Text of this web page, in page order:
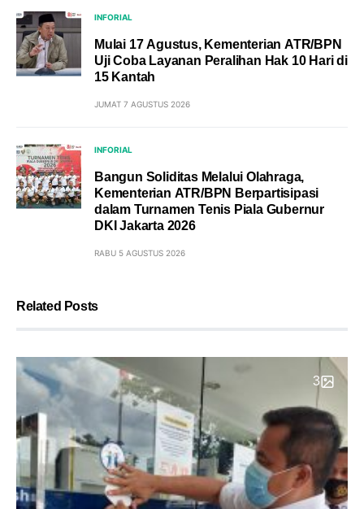
INFORIAL
Mulai 17 Agustus, Kementerian ATR/BPN
Uji Coba Layanan Peralihan Hak 10 Hari di
15 Kantah
JUMAT 7 AGUSTUS 2026
INFORIAL
Bangun Soliditas Melalui Olahraga,
Kementerian ATR/BPN Berpartisipasi
dalam Turnamen Tenis Piala Gubernur
DKI Jakarta 2026
RABU 5 AGUSTUS 2026
Related Posts
3